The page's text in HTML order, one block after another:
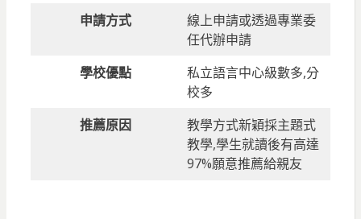
申請方式
線上申請或透過專業委
任代辦申請
學校優點
私立語言中心級數多,分
校多
推薦原因
教學方式新穎採主題式
教學,學生就讀後有高達
97%願意推薦給親友